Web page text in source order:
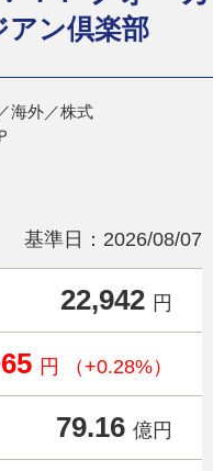
アン倶楽部
海外／株式
基準日：2026/08/07
22,942 円
円 （+0.28%）
79.16 億円